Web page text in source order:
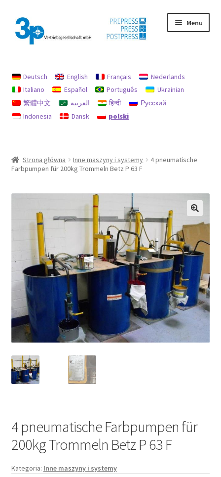
Przejdź
do
nawigacji
Przejdź
do
treści
Menu
Moje konto
Nadruk
Deutsch English Français
Nederlands
Italiano
Español Português
Ukrainian
繁體中文
العربية हिन्दी
Русский
Indonesia
Dansk polski
Strona główna Inne maszyny i systemy
4 pneumatische
Farbpumpen für 200kg Trommeln Betz P 63 F
4 pneumatische Farbpumpen für
200kg Trommeln Betz P 63 F
Kategoria: Inne maszyny i systemy